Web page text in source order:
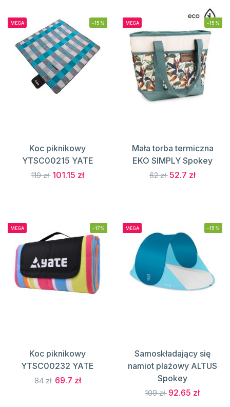
MEGA -15%
Koc piknikowy
YTSC00215 YATE
119 zł 101.15 zł
MEGA -15%
Mała torba termiczna
EKO SIMPLY Spokey
62 zł 52.7 zł
MEGA -17%
Koc piknikowy
YTSC00232 YATE
84 zł 69.7 zł
MEGA -15%
Samoskładający się
namiot plażowy ALTUS
Spokey
109 zł 92.65 zł